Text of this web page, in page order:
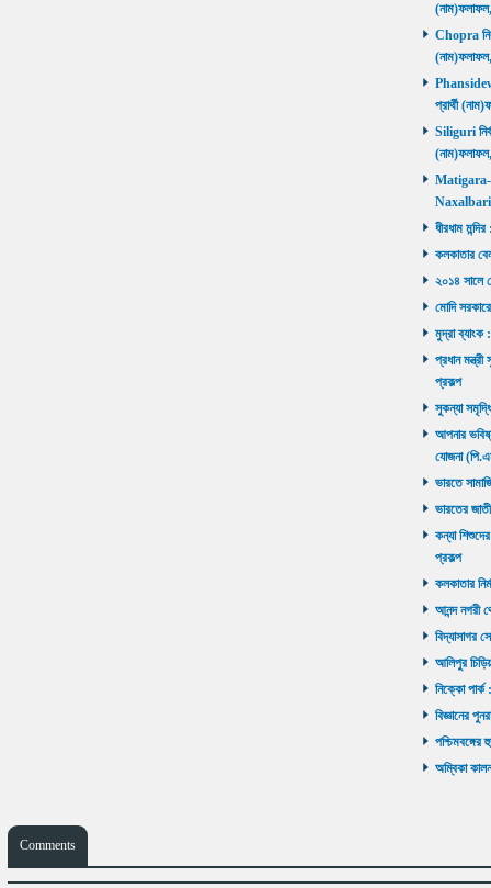
Chopra
প্রার্থী
Siliguri
Matigara-
Naxalbari
ধীরধাম
কলকাতার
২০১৪ সালে
মোদি
মুদ্রা ব্যাংক
প্রধান
প্রকল্প
সুকন্যা
আপনার
যোজনা
ভারতে
ভারতের
কন্যা
প্রকল্প
কলকাতার
আনন্দ নগরী
বিদ্যাসাগর
আলিপুর
নিক্কো পার্ক
বিজ্ঞানের
পশ্চিমবঙ্গের
অম্বিকা
Comments